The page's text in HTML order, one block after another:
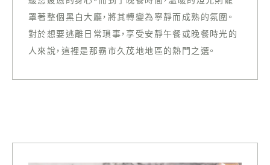
罩著整個黑白大廳，將其轉變為寧靜而成熟的氛圍。
對於想要逃離日常瑣事，享受安靜午餐或晚餐時光的
人來說，這裡是那霸市久茂地地區的熱門之選。